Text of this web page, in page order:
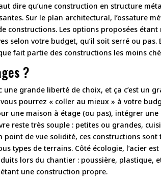
dire qu’une construction en structure
Sur le plan architectural, l’ossature
constructions. Les options proposées
selon votre budget, qu’il soit serré ou pas.
fait partie des constructions les moins
?
une grande liberté de choix, et ça c’est un
pourrez « coller au mieux » à votre
une maison à étage (ou pas), intégrer une
reste très souple : petites ou grandes,
point de vue solidité, ces constructions sont
types de terrains. Côté écologie, l’acier
lors du chantier : poussière, plastique,
une construction propre.